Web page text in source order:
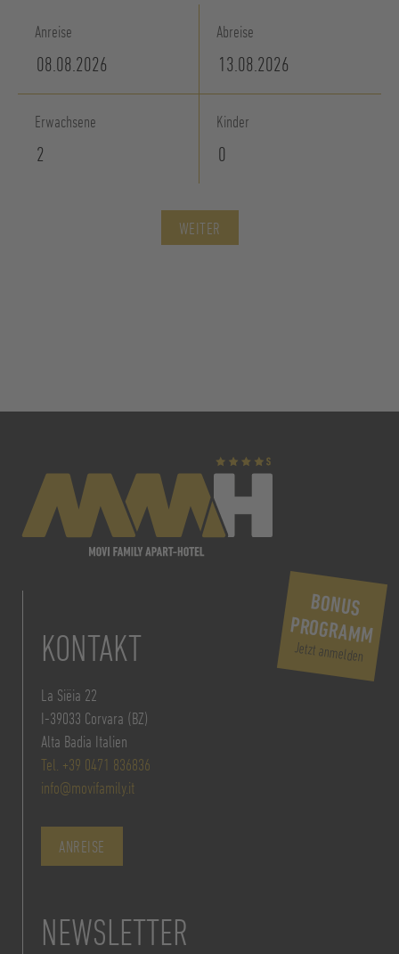
Anreise Abreise
Erwachsene Kinder
WEITER
BONUS
PROGRAMM
Jetzt anmelden
KONTAKT
La Siëia 22
I-39033 Corvara (BZ)
Alta Badia Italien
Tel. +39 0471 836836
info@movifamily.it
ANREISE
NEWSLETTER